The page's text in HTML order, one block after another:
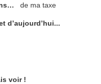
d’aujourd’hui...
voir !